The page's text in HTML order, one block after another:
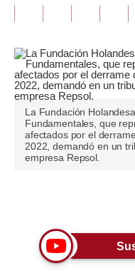
Opinión
Editorial
Pregunta de hoy
Blogs
Viajes
Moda
La Fundación
Fundamentales, que
afectados por el
2022, demandó en un
empresa Repsol.